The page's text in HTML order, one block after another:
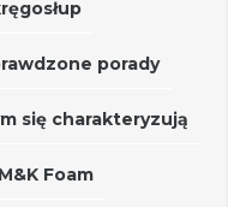
porady
się charakteryzują
Foam